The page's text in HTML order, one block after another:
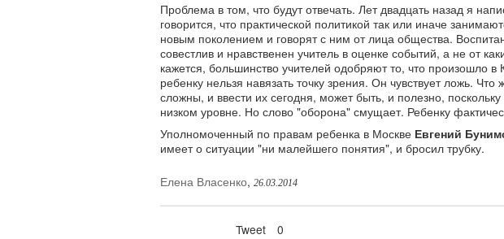
Проблема в том, что будут отвечать. Лет двадцать назад я
говорится, что практической политикой так или иначе
новым поколением и говорят с ним от лица общества.
совестлив и нравственен учитель в оценке событий, а не от
кажется, большинство учителей одобряют то, что произошло
ребенку нельзя навязать точку зрения. Он чувствует ложь.
сложны, и ввести их сегодня, может быть, и полезно,
низком уровне. Но слово "оборона" смущает. Ребенку
Уполномоченный по правам ребенка в Москве Евгений
имеет о ситуации "ни малейшего понятия", и бросил трубку.
Елена Власенко, 26.03.2014
Tweet
0